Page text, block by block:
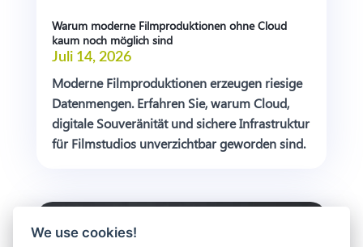
Warum moderne Filmproduktionen ohne Cloud
kaum noch möglich sind
Juli 14, 2026
Moderne Filmproduktionen erzeugen riesige
Datenmengen. Erfahren Sie, warum Cloud,
digitale Souveränität und sichere Infrastruktur
für Filmstudios unverzichtbar geworden sind.
We use cookies!